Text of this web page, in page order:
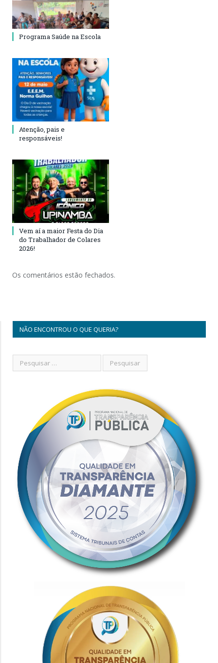
Programa Saúde na Escola
Atenção, pais e
responsáveis!
Vem aí a maior Festa do Dia
do Trabalhador de Colares
2026!
Os comentários estão fechados.
NÃO ENCONTROU O QUE QUERIA?